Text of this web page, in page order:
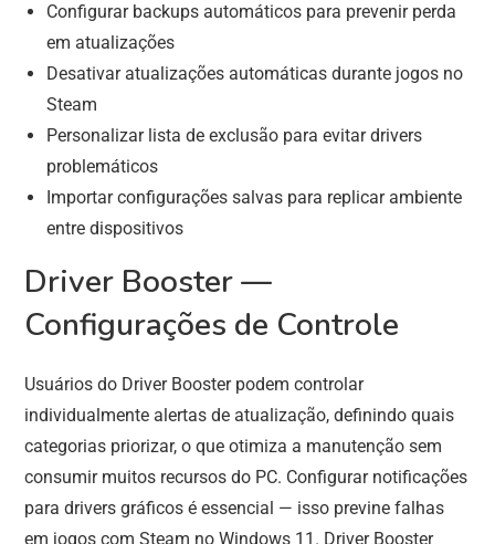
Configurar backups automáticos para prevenir perda
em atualizações
Desativar atualizações automáticas durante jogos no
Steam
Personalizar lista de exclusão para evitar drivers
problemáticos
Importar configurações salvas para replicar ambiente
entre dispositivos
Driver Booster —
Configurações de Controle
Usuários do Driver Booster podem controlar
individualmente alertas de atualização, definindo quais
categorias priorizar, o que otimiza a manutenção sem
consumir muitos recursos do PC. Configurar notificações
para drivers gráficos é essencial — isso previne falhas
em jogos com Steam no Windows 11. Driver Booster